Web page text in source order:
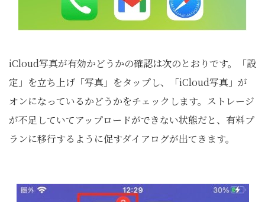
iCloud写真が有効かどうかの確認は次のとおりです。「設
定」を立ち上げ「写真」をタップし、「iCloud写真」が
オンになっているかどうかをチェックします。ストレージ
が不足していてアップロードができない状態だと、有料プ
ランに移行するように促すダイアログが出てきます。